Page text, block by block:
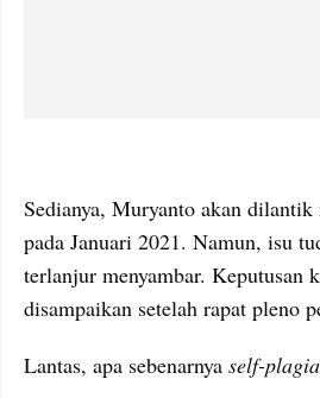
Sedianya, Muryanto akan
pada Januari 2021. Namun, isu
terlanjur menyambar. Keputusan
disampaikan setelah rapat pleno
Lantas, apa sebenarnya self-